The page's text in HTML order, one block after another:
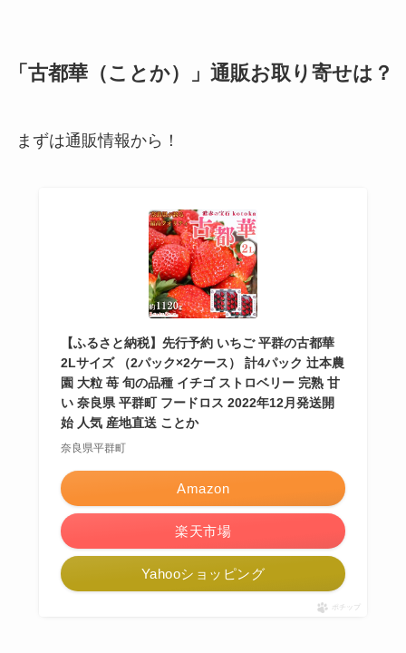
「古都華（ことか）」通販お取り寄せは？
まずは通販情報から！
【ふるさと納税】先行予約 いちご 平群の古都華
2Lサイズ （2パック×2ケース） 計4パック 辻本農
園 大粒 苺 旬の品種 イチゴ ストロベリー 完熟 甘
い 奈良県 平群町 フードロス 2022年12月発送開
始 人気 産地直送 ことか
奈良県平群町
Amazon
楽天市場
Yahooショッピング
ポチップ